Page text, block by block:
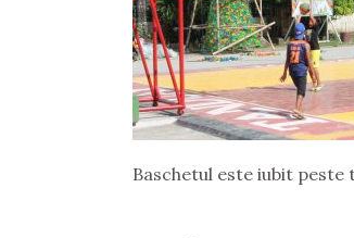
Baschetul este iubit